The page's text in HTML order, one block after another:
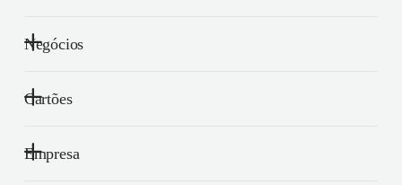
Negócios
Cartões
Empresa